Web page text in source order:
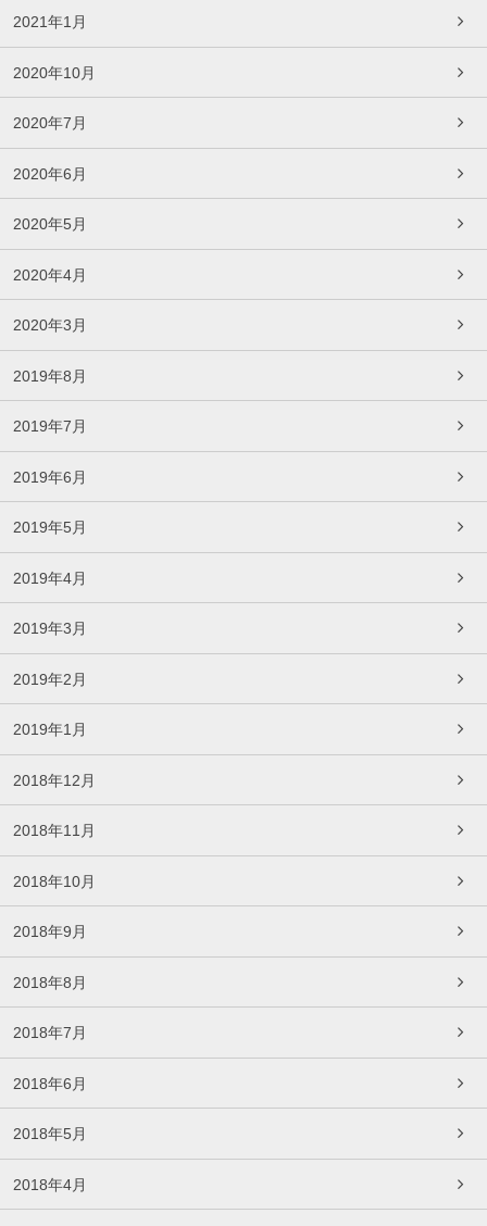
2021年1月
2020年10月
2020年7月
2020年6月
2020年5月
2020年4月
2020年3月
2019年8月
2019年7月
2019年6月
2019年5月
2019年4月
2019年3月
2019年2月
2019年1月
2018年12月
2018年11月
2018年10月
2018年9月
2018年8月
2018年7月
2018年6月
2018年5月
2018年4月